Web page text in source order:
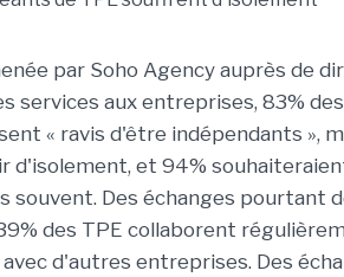
par Soho Agency auprès de
services aux entreprises, 83% des
« ravis d'être indépendants »,
d'isolement, et 94%
souvent. Des échanges pourtant
des TPE collaborent
d'autres entreprises. Des